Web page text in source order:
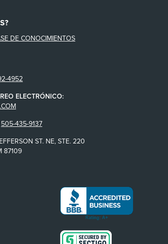
DE CONOCIMIENTOS
4952
ELECTRÓNICO:
505-435-9137
ST. NE, STE. 220
87109